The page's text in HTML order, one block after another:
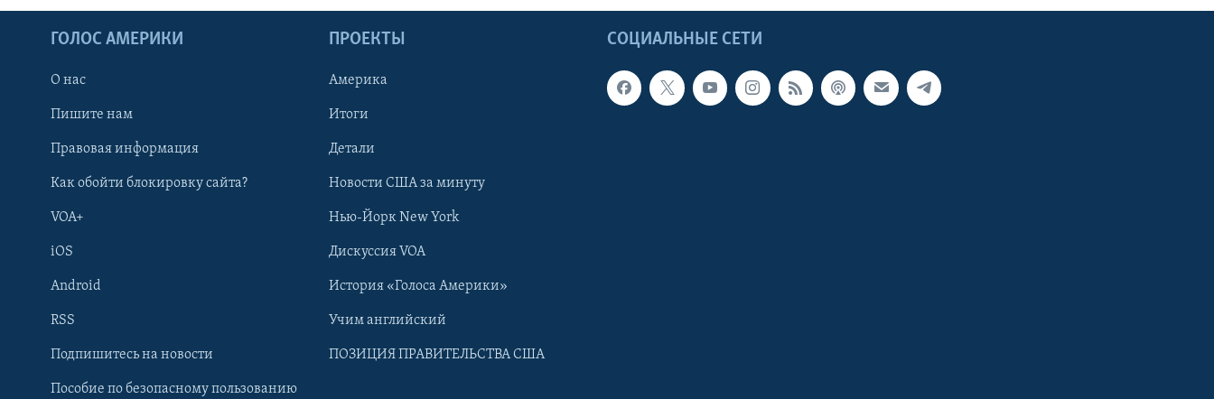
Learning English
СОЦИАЛЬНЫЕ СЕТИ
ГОЛОС АМЕРИКИ
О нас
Пишите нам
Правовая информация
Как обойти блокировку сайта?
VOA+
iOS
Android
RSS
Подпишитесь на новости
Пособие по безопасному пользованию
ПРОЕКТЫ
Америка
Итоги
Детали
Новости США за минуту
Нью-Йорк New York
Дискуссия VOA
История «Голоса Америки»
Учим английский
ПОЗИЦИЯ ПРАВИТЕЛЬСТВА США